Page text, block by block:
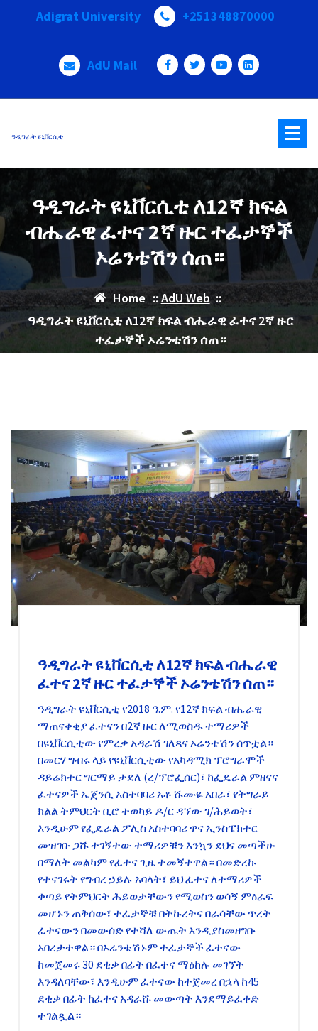
Adigrat University +251348870000
AdU Mail
ዓዲግራት ዩኒቨርሲቲ
ዓዲግራት ዩኒቨርሲቲ ለ12ኛ ክፍል
ብሔራዊ ፈተና 2ኛ ዙር ተፈታኞች
ኦሬንቴሽን ሰጠ።
Home ::AdU Web::
ዓዲግራት ዩኒቨርሲቲ ለ12ኛ ክፍል ብሔራዊ ፈተና 2ኛ ዙር
ተፈታኞች ኦሬንቴሽን ሰጠ።
ዓዲግራት ዩኒቨርሲቲ ለ12ኛ ክፍል ብሔራዊ
ፈተና 2ኛ ዙር ተፈታኞች ኦሬንቴሽን ሰጠ።
ዓዲግራት ዩኒቨርሲቲ የ2018 ዓ.ም. የ12ኛ ክፍል ብሔራዊ
ማጠናቀቂያ ፈተናን በ2ኛ ዙር ለሚወስዱ ተማሪዎች
በዩኒቨርሲቲው የምረቃ አዳራሽ ገለጻና ኦሬንቴሽን ሰጥቷል።
በመርሃ ግብሩ ላይ የዩኒቨርሲቲው የአካዳሚክ ፕሮግራሞች
ዳይሬክተር ግርማይ ታደለ (ረ/ፕሮፌሰር)፣ ከፌዴራል ምዘናና
ፈተናዎች ኤጀንሲ አስተባባሪ አቶ ሹሙዬ አበራ፣ የትግራይ
ክልል ትምህርት ቢሮ ተወካይ ዶ/ር ዳኘው ገ/ሕይወት፣
እንዲሁም የፌዴራል ፖሊስ አስተባባሪ ዋና ኢንስፔክተር
መዝገቡ ጋሹ ተገኝተው ተማሪዎቹን እንኳን ደህና መጣችሁ
በማለት መልካም የፈተና ጊዜ ተመኝተዋል። በመድረኩ
የተናገሩት የግብረ ኃይሉ አባላት፣ ይህ ፈተና ለተማሪዎች
ቀጣይ የትምህርት ሕይወታቸውን የሚወስን ወሳኝ ምዕራፍ
መሆኑን ጠቅሰው፣ ተፈታኞቹ በትኩረትና በራሳቸው ጥረት
ፈተናውን በመውሰድ የተሻለ ውጤት እንዲያስመዘግቡ
አበረታተዋል። በኦሬንቴሽኑም ተፈታኞች ፈተናው
ከመጀመሩ 30 ደቂቃ በፊት በፈተና ማዕከሉ መገኘት
እንዳለባቸው፣ እንዲሁም ፈተናው ከተጀመረ በኋላ ከ45
ደቂቃ በፊት ከፈተና አዳራሹ መውጣት እንደማይፈቀድ
ተገልጿል።